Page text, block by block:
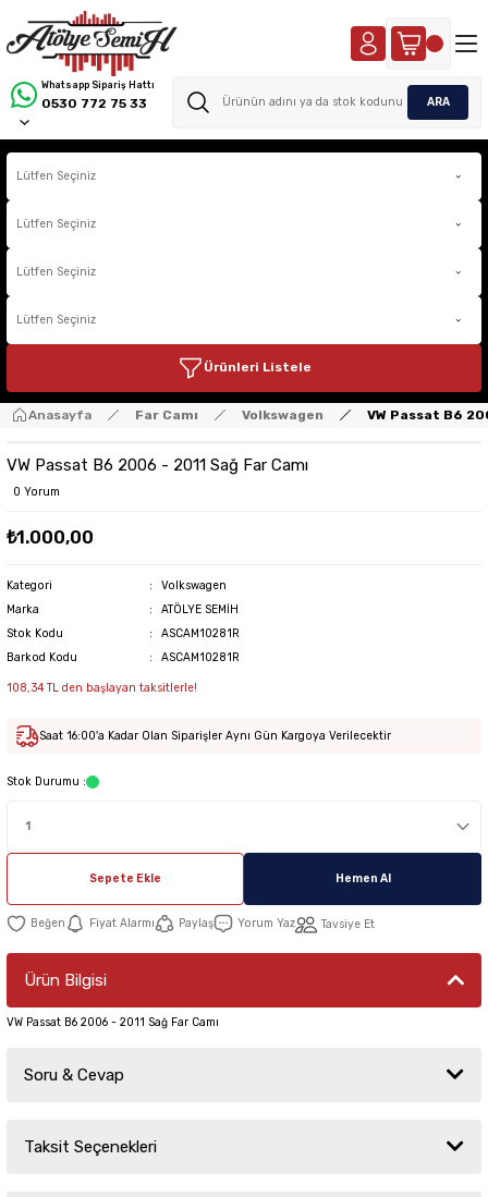
Whatsapp Sipariş Hattı
0530 772 75 33 ARA
Ürünleri Listele
Anasayfa Far Camı Volkswagen VW Passat B6
VW Passat B6 2006 - 2011 Sağ Far Camı
0 Yorum
₺1.000,00
Kategori
Volkswagen
Marka
ATÖLYE SEMİH
Stok Kodu
ASCAM10281R
Barkod Kodu
ASCAM10281R
108,34 TL den başlayan taksitlerle!
Saat 16:00'a Kadar Olan Siparişler Aynı Gün Kargoya Verilecektir
Stok Durumu :
Sepete Ekle Hemen Al
Fiyat Alarmı Paylaş Yorum Yaz Tavsiye Et
Ürün Bilgisi
VW Passat B6 2006 - 2011 Sağ Far Camı
Soru & Cevap
Ürün hakkında henüz soru sorulmamış.
Taksit Seçenekleri